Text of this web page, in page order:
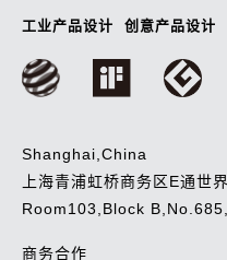
工业产品设计 创意产品设计
Shanghai,China
上海青浦虹桥商务区E通世
Room103,Block
商务合作